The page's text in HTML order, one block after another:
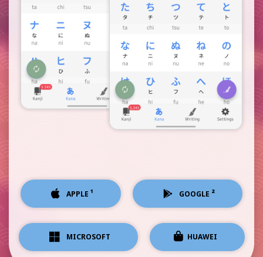
APPLE ¹ GOOGLE ²
MICROSOFT HUAWEI